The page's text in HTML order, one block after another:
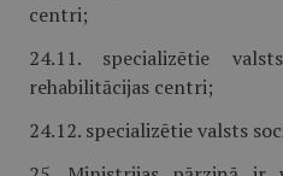
centri;
24.11. specializētie
rehabilitācijas centri;
24.12. specializētie valsts